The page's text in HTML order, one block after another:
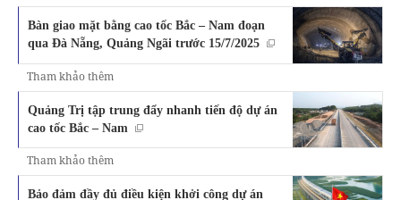
Bàn giao mặt bằng cao tốc Bắc – Nam đoạn
qua Đà Nẵng, Quảng Ngãi trước 15/7/2025
Tham khảo thêm
Quảng Trị tập trung đẩy nhanh tiến độ dự án
cao tốc Bắc – Nam
Tham khảo thêm
Bảo đảm đầy đủ điều kiện khởi công dự án